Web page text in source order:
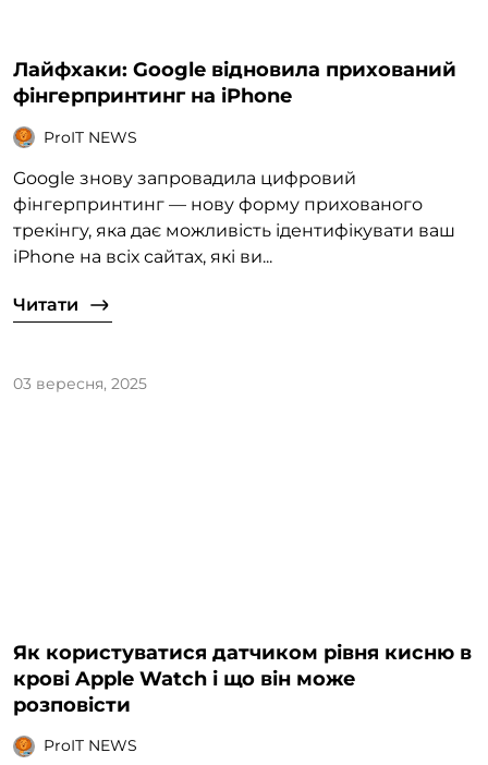
Лайфхаки: Google відновила прихований
фінгерпринтинг на iPhone
ProIT NEWS
Google знову запровадила цифровий
фінгерпринтинг — нову форму прихованого
трекінгу, яка дає можливість ідентифікувати ваш
iPhone на всіх сайтах, які ви...
Читати
03 вересня, 2025
Як користуватися датчиком рівня кисню в
крові Apple Watch і що він може
розповісти
ProIT NEWS